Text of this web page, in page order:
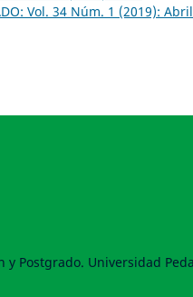
Vol. 34 Núm. 1 (2019): Abril
Postgrado. Universidad